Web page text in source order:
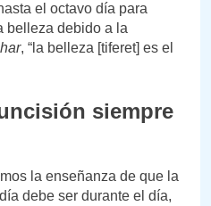
el octavo día para
belleza debido a la
, “la belleza [tiferet] es el
siempre
la enseñanza de que la
debe ser durante el día,